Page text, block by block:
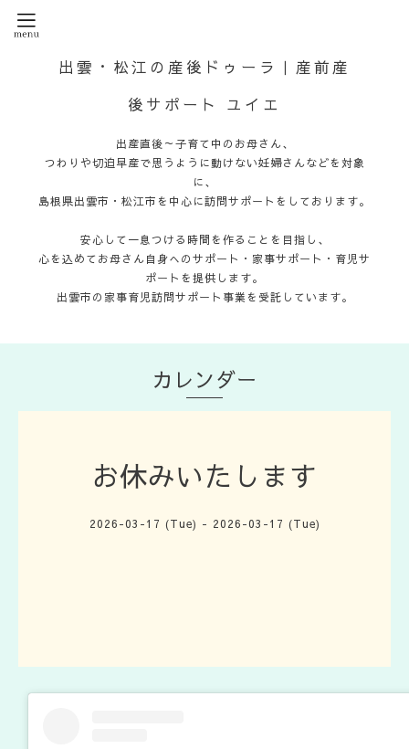
出雲・松江の産後ドゥーラ｜産前産
後サポート ユイエ
出産直後～子育て中のお母さん、
つわりや切迫早産で思うように動けない妊婦さんなどを対象
に、
島根県出雲市・松江市を中心に訪問サポートをしております。
安心して一息つける時間を作ることを目指し、
心を込めてお母さん自身へのサポート・家事サポート・育児サ
ポートを提供します。
出雲市の家事育児訪問サポート事業を受託しています。
カレンダー
お休みいたします
2026-03-17 (Tue) - 2026-03-17 (Tue)